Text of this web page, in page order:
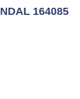
164085